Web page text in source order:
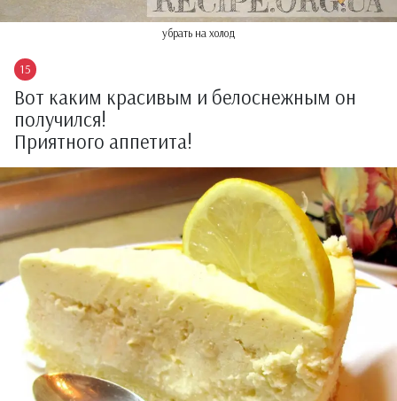
убрать на холод
Вот каким красивым и белоснежным он
получился!
Приятного аппетита!